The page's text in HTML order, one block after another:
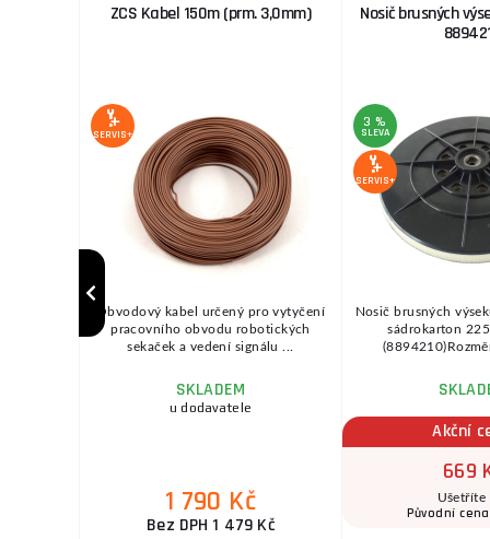
ZCS Kabel 150m (prm. 3,0mm)
SERVIS+
Obvodový kabel určený pro vytyčení
pracovního obvodu robotických
sekaček a vedení signálu ...
SKLADEM
u dodavatele
1 790 Kč
Bez DPH 1 479 Kč
Nosič brusných
3 %
SLEVA
SERVIS+
Nosič brusných
sádrokarton
Akční
669
Ušetříte
Původní